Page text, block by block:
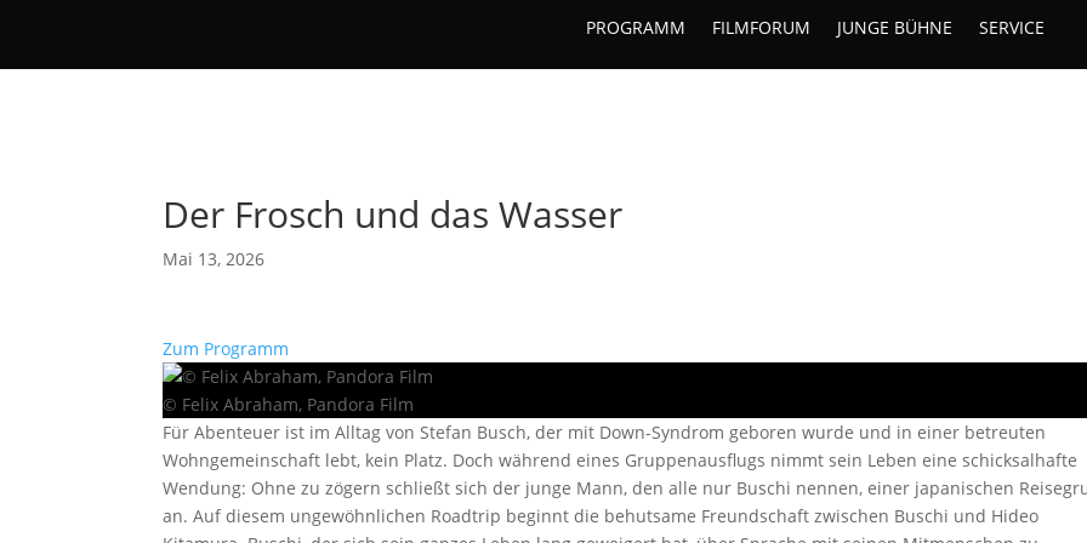
PROGRAMM FILMFORUM JUNGE BÜHNE SERVICE
Der Frosch und das Wasser
Mai 13, 2026
Zum Programm
© Felix Abraham, Pandora Film
Für Abenteuer ist im Alltag von Stefan Busch, der mit Down-Syndrom geboren wurde und in einer betreuten
Wohngemeinschaft lebt, kein Platz. Doch während eines Gruppenausflugs nimmt sein Leben eine schicksalhafte
Wendung: Ohne zu zögern schließt sich der junge Mann, den alle nur Buschi nennen, einer japanischen
an. Auf diesem ungewöhnlichen Roadtrip beginnt die behutsame Freundschaft zwischen Buschi und Hideo